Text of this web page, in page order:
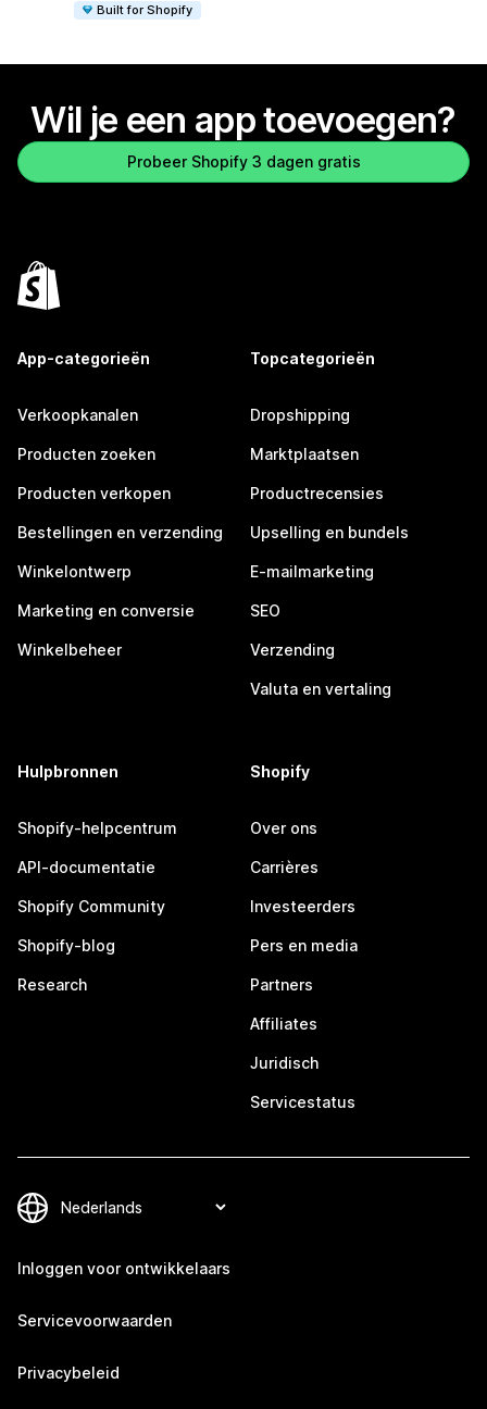
Built for Shopify
Wil je een app toevoegen?
Probeer Shopify 3 dagen gratis
App-categorieën
Verkoopkanalen
Producten zoeken
Producten verkopen
Bestellingen en verzending
Winkelontwerp
Marketing en conversie
Winkelbeheer
Topcategorieën
Dropshipping
Marktplaatsen
Productrecensies
Upselling en bundels
E-mailmarketing
SEO
Verzending
Valuta en vertaling
Hulpbronnen
Shopify-helpcentrum
API-documentatie
Shopify Community
Shopify-blog
Research
Shopify
Over ons
Carrières
Investeerders
Pers en media
Partners
Affiliates
Juridisch
Servicestatus
Inloggen voor ontwikkelaars
Servicevoorwaarden
Privacybeleid